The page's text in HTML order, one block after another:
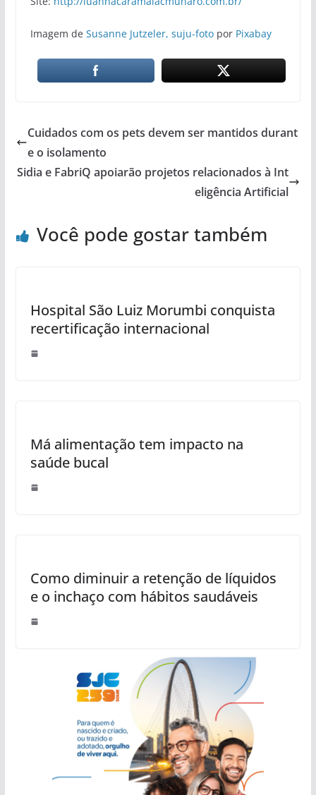
Imagem de Susanne Jutzeler, suju-fotopor Pixabay
Cuidados com os pets devem ser mantidos durant
e o isolamento
Sidia e FabriQ apoiarão projetos relacionados à Int
eligência Artificial
Você pode gostar também
Hospital São Luiz Morumbi conquista
recertificação internacional
Má alimentação tem impacto na
saúde bucal
Como diminuir a retenção de líquidos
e o inchaço com hábitos saudáveis